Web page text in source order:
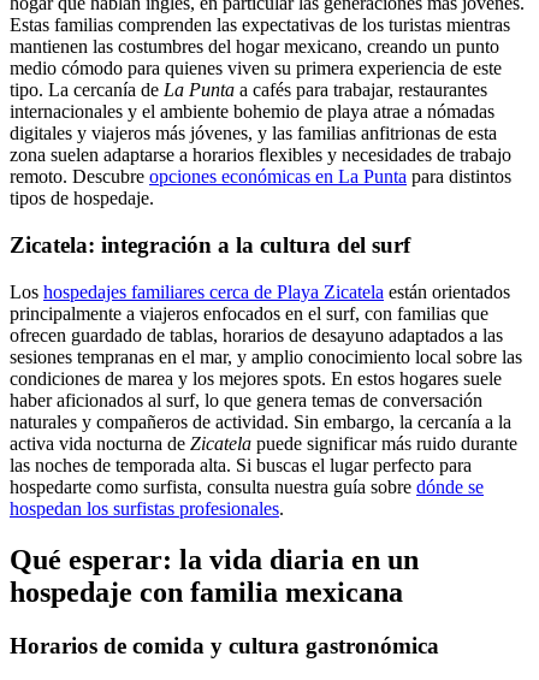
Estas familias comprenden las expectativas de los turistas mientras
mantienen las costumbres del hogar mexicano, creando un punto
medio cómodo para quienes viven su primera experiencia de este
tipo. La cercanía de La Punta a cafés para trabajar, restaurantes
internacionales y el ambiente bohemio de playa atrae a nómadas
digitales y viajeros más jóvenes, y las familias anfitrionas de esta
zona suelen adaptarse a horarios flexibles y necesidades de trabajo
remoto. Descubre opciones económicas en La Punta para distintos
tipos de hospedaje.
Zicatela: integración a la cultura del surf
Los hospedajes familiares cerca de Playa Zicatela están orientados
principalmente a viajeros enfocados en el surf, con familias que
ofrecen guardado de tablas, horarios de desayuno adaptados a las
sesiones tempranas en el mar, y amplio conocimiento local sobre las
condiciones de marea y los mejores spots. En estos hogares suele
haber aficionados al surf, lo que genera temas de conversación
naturales y compañeros de actividad. Sin embargo, la cercanía a la
activa vida nocturna de Zicatela puede significar más ruido durante
las noches de temporada alta. Si buscas el lugar perfecto para
hospedarte como surfista, consulta nuestra guía sobre dónde se
hospedan los surfistas profesionales.
Qué esperar: la vida diaria en un
hospedaje con familia mexicana
Horarios de comida y cultura gastronómica